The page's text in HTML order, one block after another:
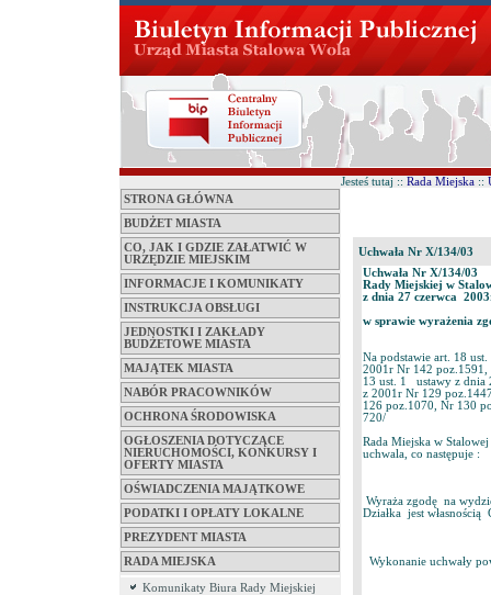
STRONA GŁÓWNA
BUDŻET MIASTA
CO, JAK I GDZIE ZAŁATWIĆ W
URZĘDZIE MIEJSKIM
INFORMACJE I KOMUNIKATY
INSTRUKCJA OBSŁUGI
JEDNOSTKI I ZAKŁADY
BUDŻETOWE MIASTA
MAJĄTEK MIASTA
NABÓR PRACOWNIKÓW
OCHRONA ŚRODOWISKA
OGŁOSZENIA DOTYCZĄCE
NIERUCHOMOŚCI, KONKURSY I
OFERTY MIASTA
OŚWIADCZENIA MAJĄTKOWE
PODATKI I OPŁATY LOKALNE
PREZYDENT MIASTA
RADA MIEJSKA
Komunikaty Biura Rady Miejskiej
Jesteś tutaj :: Rada Miejska ::
Uchwała Nr X/134/03
Uchwała Nr X/134/03
Rady Miejskiej w
z dnia 27 czerwca
w sprawie wyrażenia
Na podstawie art. 18
2001r Nr 142
13 ust. 1 ustawy z dnia
z 2001r Nr 129
126 poz.1070, Nr 130
720/
Rada Miejska w
uchwala, co następuje :
Wyraża zgodę na
Działka jest własnością
Wykonanie uchwały